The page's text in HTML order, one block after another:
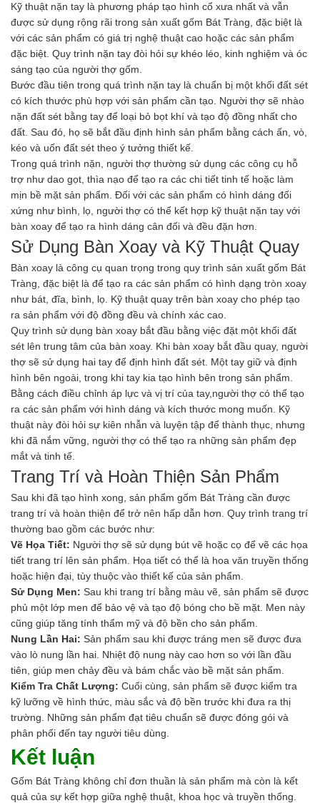
Kỹ thuật nặn tay là phương pháp tạo hình cổ xưa nhất và vẫn
được sử dụng rộng rãi trong sản xuất gốm Bát Tràng, đặc biệt là
với các sản phẩm có giá trị nghệ thuật cao hoặc các sản phẩm
đặc biệt. Quy trình nặn tay đòi hỏi sự khéo léo, kinh nghiệm và óc
sáng tạo của người thợ gốm.
Bước đầu tiên trong quá trình nặn tay là chuẩn bị một khối đất sét
có kích thước phù hợp với sản phẩm cần tạo. Người thợ sẽ nhào
nặn đất sét bằng tay để loại bỏ bọt khí và tạo độ đồng nhất cho
đất. Sau đó, họ sẽ bắt đầu định hình sản phẩm bằng cách ấn, vò,
kéo và uốn đất sét theo ý tưởng thiết kế.
Trong quá trình nặn, người thợ thường sử dụng các công cụ hỗ
trợ như dao gọt, thìa nạo để tạo ra các chi tiết tinh tế hoặc làm
mịn bề mặt sản phẩm. Đối với các sản phẩm có hình dáng đối
xứng như bình, lọ, người thợ có thể kết hợp kỹ thuật nặn tay với
bàn xoay để tạo ra hình dáng cân đối và đều đặn hơn.
Sử Dụng Bàn Xoay và Kỹ Thuật Quay
Bàn xoay là công cụ quan trọng trong quy trình sản xuất gốm Bát
Tràng, đặc biệt là để tạo ra các sản phẩm có hình dạng tròn xoay
như bát, đĩa, bình, lọ. Kỹ thuật quay trên bàn xoay cho phép tạo
ra sản phẩm với độ đồng đều và chính xác cao.
Quy trình sử dụng bàn xoay bắt đầu bằng việc đặt một khối đất
sét lên trung tâm của bàn xoay. Khi bàn xoay bắt đầu quay, người
thợ sẽ sử dụng hai tay để định hình đất sét. Một tay giữ và định
hình bên ngoài, trong khi tay kia tạo hình bên trong sản phẩm.
Bằng cách điều chỉnh áp lực và vị trí của tay,người thợ có thể tạo
ra các sản phẩm với hình dáng và kích thước mong muốn. Kỹ
thuật này đòi hỏi sự kiên nhẫn và luyện tập để thành thục, nhưng
khi đã nắm vững, người thợ có thể tạo ra những sản phẩm đẹp
mắt và tinh tế.
Trang Trí và Hoàn Thiện Sản Phẩm
Sau khi đã tạo hình xong, sản phẩm gốm Bát Tràng cần được
trang trí và hoàn thiện để trở nên hấp dẫn hơn. Quy trình trang trí
thường bao gồm các bước như:
Vẽ Họa Tiết: Người thợ sẽ sử dụng bút vẽ hoặc cọ để vẽ các họa
tiết trang trí lên sản phẩm. Họa tiết có thể là hoa văn truyền thống
hoặc hiện đại, tùy thuộc vào thiết kế của sản phẩm.
Sử Dụng Men: Sau khi trang trí bằng màu vẽ, sản phẩm sẽ được
phủ một lớp men để bảo vệ và tạo độ bóng cho bề mặt. Men này
cũng giúp tăng tính thẩm mỹ và độ bền cho sản phẩm.
Nung Lần Hai: Sản phẩm sau khi được tráng men sẽ được đưa
vào lò nung lần hai. Nhiệt độ nung này cao hơn so với lần đầu
tiên, giúp men chảy đều và bám chắc vào bề mặt sản phẩm.
Kiểm Tra Chất Lượng: Cuối cùng, sản phẩm sẽ được kiểm tra
kỹ lưỡng về hình thức, màu sắc và độ bền trước khi đưa ra thị
trường. Những sản phẩm đạt tiêu chuẩn sẽ được đóng gói và
phân phối đến tay người tiêu dùng.
Kết luận
Gốm Bát Tràng không chỉ đơn thuần là sản phẩm mà còn là kết
quả của sự kết hợp giữa nghệ thuật, khoa học và truyền thống.